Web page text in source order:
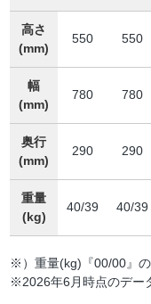
高さ
(mm)
550 550
幅
(mm)
780 780
奥行
(mm)
290 290
重量
(kg)
40/39 40/39
※）重量(kg)『00/00』の
※2026年6月時点のデー